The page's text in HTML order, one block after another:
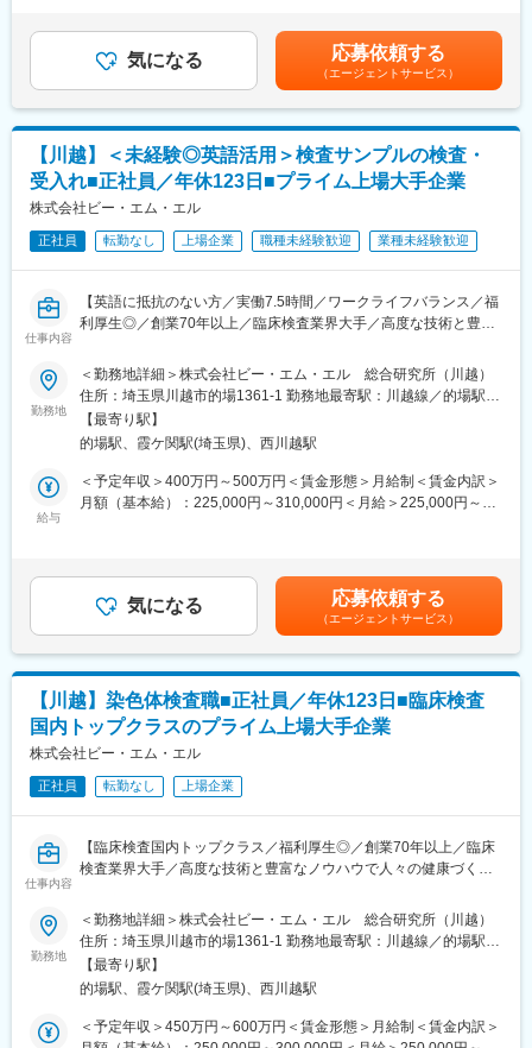
・決算短信、有価証券報告書、半期報告書等の上場会社開示資料
の作成・取りまとめ
・原価計算及び在庫管理体制の構築・改善
・予算策定及び予実管理
・部門メンバーへの育成・評価
・内部統制（J-SOX）対応
■組織構成
配属先は部長、部長代理、課長、メンバー1名の4名で構成されて
おります。
■企業・業務の魅力：
・安定性：培養液・培地で国内トップクラスシェアがあり、再生
医療に力を入れている企業です。バイオテクノロジーの産業を牽
引する企業を目指しております。
当社は1981年にコージン株式会社としてスタートを切りました。
会社名の「コージン」は考える人（考人）の組織集団であるとい
ました。当時、病院や研究機関では微生物培地を自分達で作って
いるところも多く、その培地の原料として動物の血液が必要不可
欠であることに着目し、ウサギやヒツジ、ウマなど取り扱い品目
を増やしていきました。その後、それまで培ってきたノウハウを
基にモノクロおよびポリクロ等抗体受託サービスを手掛けるとと
もに、微生物培地の製品ラインアップを充実させ、最近では細胞
の培養に用いる組織培養培地の開発に特に注力してきました。
「KBM」ブランドとして多くのオリジナル製品を生み出し今日に
至っています
含む）＜昇給有無＞有＜残業手当＞有＜給与補足＞■昇給：ベース
アップ込みの実績…0～5％■賞与：年2回※昨年度実績…計4ヶ月分
賃金はあくまでも目安の金額であり、選考を通じて上下する可能
性があります。月給(月額)は固定手当を含めた表記です。
気になる 応募依頼する
（エージェントサービス）
【川越】＜未経験◎英語活用＞検査サンプルの検査・
受入れ■正社員／年休123日■プライム上場大手企業
株式会社ビー・エム・エル
正社員 転勤なし 上場企業 職種未経験歓迎 業種未経験歓迎
仕事内容
【英語に抵抗のない方／実働7.5時間／ワークライフバランス／福
利厚生◎／創業70年以上／臨床検査業界大手／高度な技術と豊富
■業務内容：
海外のラボと連携して、新薬申請のための治験効果や安全性を調
べるためのサポートを行っていただきます。医療機関等から血液
や尿等の検体を受け入れ、臨床検査の前工程をお任せします。
■業務詳細：
・各種データの登録作業
・午後：海外発送分の梱包作業も実施
■組織について：
国際治験ラボで一緒に働くメンバーは全体で38名。BML社員とラ
ボコープ社の社員が協力し合いながら検査を進めています。
男女比は半々で年齢層で見ると30代が多めの組織です。
■国際治験ラボとは：
2010年、グローバルで展開し、医薬品開発事業を行なう「ラボコ
ープ社」とスタートした共同治験ラボのことです。
進め、新しい医薬品の開発をサポートしています。
そのため、検査の手順書は全て英語で書かれています。
■教育体制：
まで、個人のペースに合わせて指導をいたしますので、未経験の
勤務地
＜勤務地詳細＞株式会社ビー・エム・エル 総合研究所（川越）
住所：埼玉県川越市的場1361-1 勤務地最寄駅：川越線／的場駅受
動喫煙対策：屋内全面禁煙変更の範囲：会社の定める事業所
【最寄り駅】
的場駅、霞ケ関駅(埼玉県)、西川越駅
給与
＜予定年収＞400万円～500万円＜賃金形態＞月給制＜賃金内訳＞
月額（基本給）：225,000円～310,000円＜月給＞225,000円～
気になる 応募依頼する
（エージェントサービス）
【川越】染色体検査職■正社員／年休123日■臨床検査
国内トップクラスのプライム上場大手企業
株式会社ビー・エム・エル
正社員 転勤なし 上場企業
仕事内容
【臨床検査国内トップクラス／福利厚生◎／創業70年以上／臨床
検査業界大手／高度な技術と豊富なノウハウで人々の健康づくり
■業務内容：
染色体検査職を募集します。
・培養
・G分染法
・FISH検査
・マイクロアレイ染色体検査 など
勤務地
＜勤務地詳細＞株式会社ビー・エム・エル 総合研究所（川越）
住所：埼玉県川越市的場1361-1 勤務地最寄駅：川越線／的場駅受
動喫煙対策：屋内全面禁煙
【最寄り駅】
的場駅、霞ケ関駅(埼玉県)、西川越駅
＜予定年収＞450万円～600万円＜賃金形態＞月給制＜賃金内訳＞